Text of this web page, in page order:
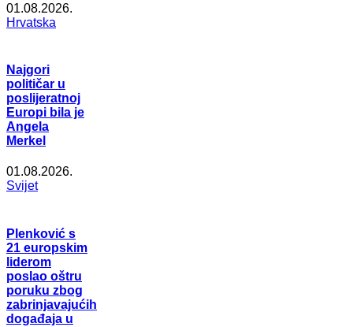
01.08.2026.
Hrvatska
Najgori
političar u
poslijeratnoj
Europi bila je
Angela
Merkel
01.08.2026.
Svijet
Plenković s
21 europskim
liderom
poslao oštru
poruku zbog
zabrinjavajućih
događaja u